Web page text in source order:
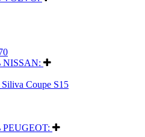
NISSAN:
Coupe S15
PEUGEOT: